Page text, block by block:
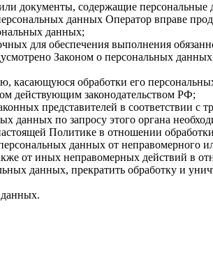
документы, содержащие персональные
данных Оператор вправе
данных;
для обеспечения выполнения
Законом о персональных
касающуюся обработки его
действующим законодательством РФ;
представителей в соответствии с
данных по запросу этого органа
Политике в отношении
данных от неправомерного
от иных неправомерных действий в
данных, прекратить обработку и